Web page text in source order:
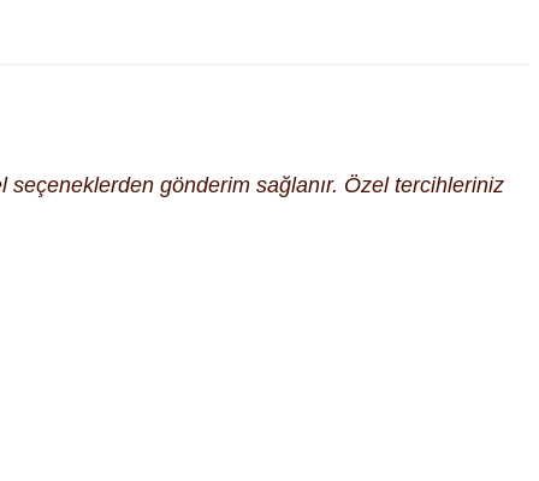
gönderim sağlanır. Özel tercihleriniz